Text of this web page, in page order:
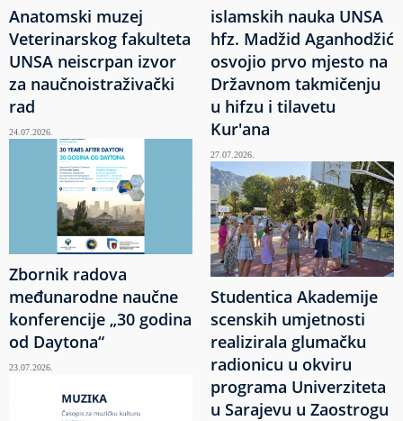
Anatomski muzej
Veterinarskog fakulteta
UNSA neiscrpan izvor
za naučnoistraživački
rad
24.07.2026.
Zbornik radova
međunarodne naučne
konferencije „30 godina
od Daytona“
23.07.2026.
islamskih nauka UNSA
hfz. Madžid Aganhodžić
osvojio prvo mjesto na
Državnom takmičenju
u hifzu i tilavetu
Kur'ana
27.07.2026.
Studentica Akademije
scenskih umjetnosti
realizirala glumačku
radionicu u okviru
programa Univerziteta
u Sarajevu u Zaostrogu